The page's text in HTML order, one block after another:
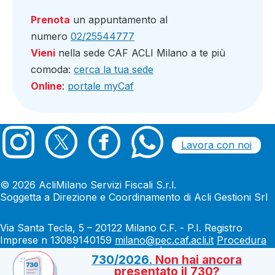
730/2026. Non hai ancora
presentato il 730?
Prenota un appuntamento al
numero 02/25544777
Vieni nella sede CAF ACLI Milano a te più
comoda: cerca la tua sede
Online: portale myCaf
Lavora con noi
© 2026 AcliMilano Servizi Fiscali S.r.l.
Soggetta a Direzione e Coordinamento di Acli Gestioni Srl
Via Santa Tecla, 5 – 20122 Milano C.F. - P.I. Registro
Imprese n 13089140159 milano@pec.caf.acli.it Procedura
Whistleblowing|Legale & Privacy|Cookie policy